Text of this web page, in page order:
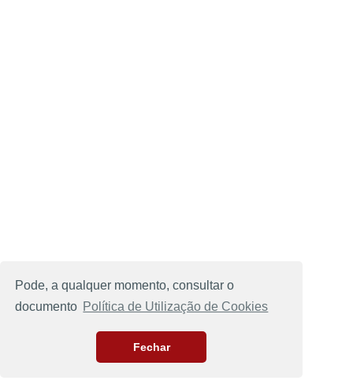
Pode, a qualquer momento, consultar o
documento Política de Utilização de Cookies
Fechar